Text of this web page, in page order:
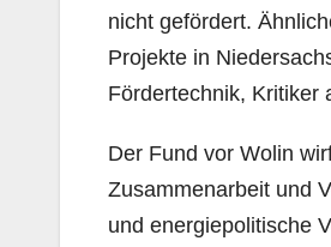
nicht gefördert.
Projekte in
Fördertechnik, Kritiker
Der Fund vor Wolin
Zusammenarbeit und
und energiepolitische